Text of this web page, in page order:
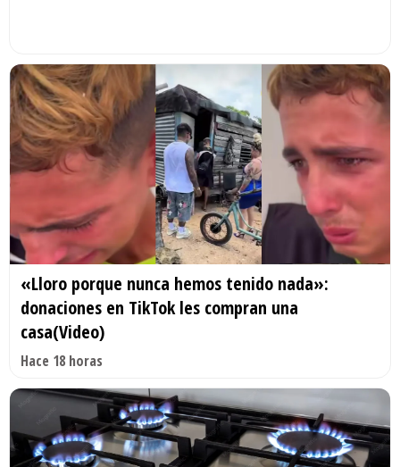
«Lloro porque nunca hemos tenido nada»:
donaciones en TikTok les compran una
casa(Video)
Hace 18 horas